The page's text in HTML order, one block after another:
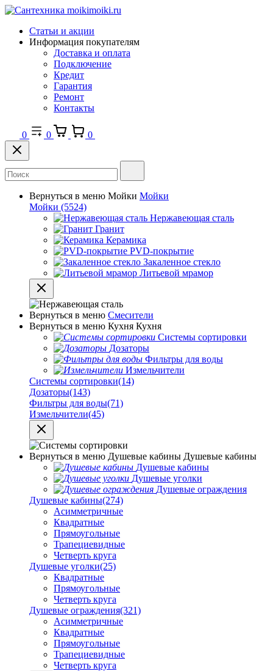
Статьи и акции
Информация покупателям
Доставка и оплата
Подключение
Кредит
Гарантия
Ремонт
Контакты
0 0 0
Вернуться в меню Мойки Мойки
Мойки (5524)
Нержавеющая сталь
Гранит
Керамика
PVD-покрытие
Закаленное стекло
Литьевой мрамор
Вернуться в меню Смесители
Вернуться в меню Кухня Кухня
Системы сортировки
Дозаторы
Фильтры для воды
Измельчители
Системы сортировки(14)
Дозаторы(143)
Фильтры для воды(71)
Измельчители(45)
Вернуться в меню Душевые кабины Душевые кабины
Душевые кабины
Душевые уголки
Душевые ограждения
Душевые кабины(274)
Асимметричные
Квадратные
Прямоугольные
Трапециевидные
Четверть круга
Душевые уголки(25)
Квадратные
Прямоугольные
Четверть круга
Душевые ограждения(321)
Асимметричные
Квадратные
Прямоугольные
Трапециевидные
Четверть круга